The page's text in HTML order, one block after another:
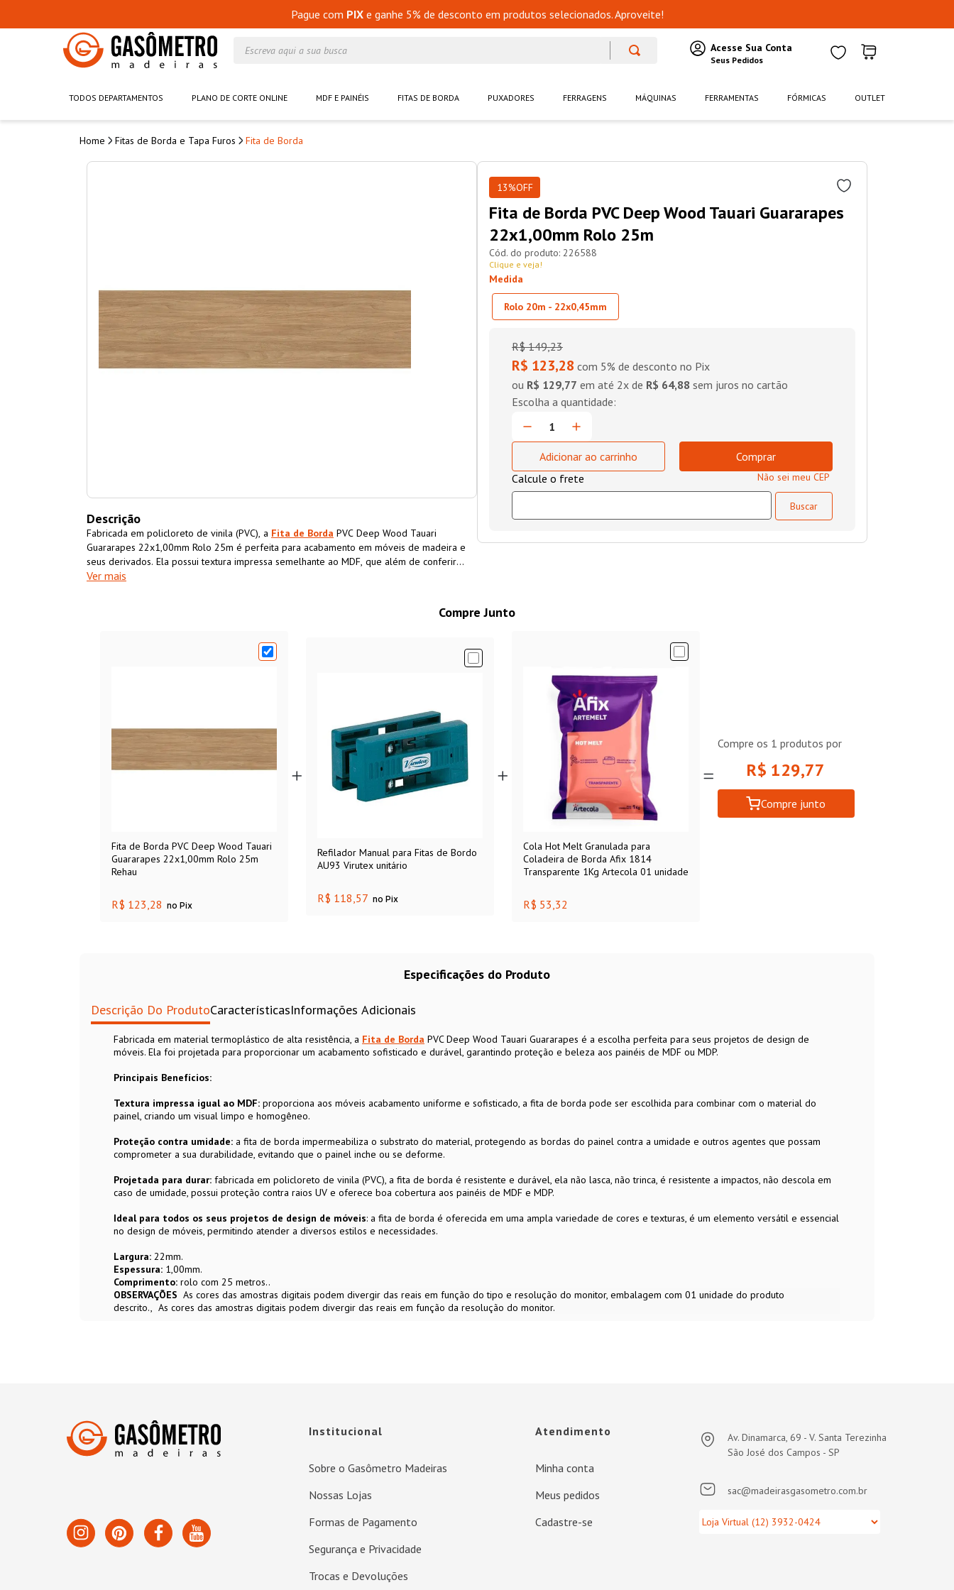
Pague com PIXe ganhe 5% de desconto em produtos selecionados. Aproveite!
TODOS DEPARTAMENTOS PLANO DE CORTE ONLINE MDF E PAINÉIS FITAS DE BORDA PUXADORES FERRAGENS MÁQUINAS FERRAMENTAS FÓRMICAS OUTLET
Fitas de Borda e Tapa Furos Fita de Borda
Descrição
Fabricada em policloreto de vinila (PVC), a Fita de Borda PVC Deep Wood Tauari
Guararapes 22x1,00mm Rolo 25m é perfeita para acabamento em móveis de madeira e
seus derivados. Ela possui textura impressa semelhante ao MDF, que além de conferir
acabamento superior ao móvel também impermeabiliza o material, aumentando sua
Ver mais
13%OFF
Fita de Borda PVC Deep Wood Tauari Guararapes
22x1,00mm Rolo 25m
226588
Clique e veja!
Medida
Rolo 20m - 22x0,45mm
R$ 149,23
R$ 123,28 com 5% de desconto no Pix
ou R$ 129,77 em até 2x de R$ 64,88 sem juros no cartão
Adicionar ao carrinho Comprar
Não sei meu CEP
Compre Junto
Fita de Borda PVC Deep Wood Tauari
Guararapes 22x1,00mm Rolo 25m
Rehau
R$ 123,28 no Pix
Refilador Manual para Fitas de Bordo
AU93 Virutex unitário
R$ 118,57 no Pix
Cola Hot Melt Granulada para
Coladeira de Borda Afix 1814
Transparente 1Kg Artecola 01 unidade
R$ 53,32
Compre os 1 produtos por
R$ 129,77
Compre junto
Especificações do Produto
Descrição Do ProdutoCaracterísticasInformações Adicionais
Fabricada em material termoplástico de alta resistência, a Fita de Borda PVC Deep Wood Tauari Guararapes é a escolha perfeita para seus projetos de design de
móveis. Ela foi projetada para proporcionar um acabamento sofisticado e durável, garantindo proteção e beleza aos painéis de MDF ou MDP.
Principais Benefícios:
Textura impressa igual ao MDF: proporciona aos móveis acabamento uniforme e sofisticado, a fita de borda pode ser escolhida para combinar com o material do
painel, criando um visual limpo e homogêneo.
Proteção contra umidade: a fita de borda impermeabiliza o substrato do material, protegendo as bordas do painel contra a umidade e outros agentes que possam
comprometer a sua durabilidade, evitando que o painel inche ou se deforme.
Projetada para durar: fabricada em policloreto de vinila (PVC), a fita de borda é resistente e durável, ela não lasca, não trinca, é resistente a impactos, não descola em
caso de umidade, possui proteção contra raios UV e oferece boa cobertura aos painéis de MDF e MDP.
Ideal para todos os seus projetos de design de móveis: a fita de borda é oferecida em uma ampla variedade de cores e texturas, é um elemento versátil e essencial
no design de móveis, permitindo atender a diversos estilos e necessidades.
Largura: 22mm.
Espessura: 1,00mm.
Comprimento: rolo com 25 metros..
OBSERVAÇÕES As cores das amostras digitais podem divergir das reais em função do tipo e resolução do monitor, embalagem com 01 unidade do produto
descrito.
As cores das amostras digitais podem divergir das reais em função da resolução do monitor.
Institucional
Sobre o Gasômetro Madeiras
Nossas Lojas
Formas de Pagamento
Segurança e Privacidade
Trocas e Devoluções
Atendimento
Minha conta
Meus pedidos
Cadastre-se
Av. Dinamarca, 69 - V. Santa Terezinha
São José dos Campos - SP
sac@madeirasgasometro.com.br